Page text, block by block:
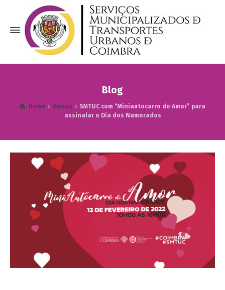
Blog
Home Avisos
SMTUC com “Miniautocarro do Amor” para
assinalar o Dia dos Namorados